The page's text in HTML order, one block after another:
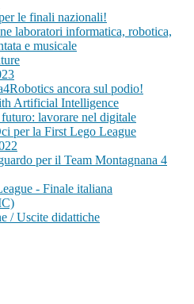
le finali nazionali!
laboratori informatica, robotica,
e musicale
ancora sul podio!
Artificial Intelligence
lavorare nel digitale
per la First Lego League
per il Team Montagnana 4
- Finale italiana
/ Uscite didattiche